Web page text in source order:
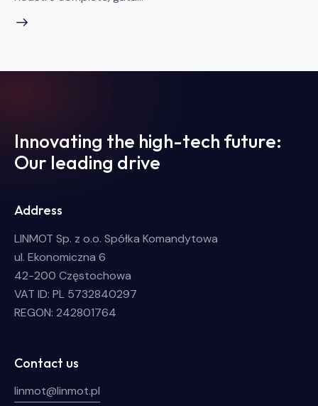
Innovating the high-tech future:
Our leading drive
Address
LINMOT Sp. z o.o. Spółka Komandytowa
ul. Ekonomiczna 6
42-200 Częstochowa
VAT ID: PL 5732840297
REGON: 242801764
Contact us
linmot@linmot.pl